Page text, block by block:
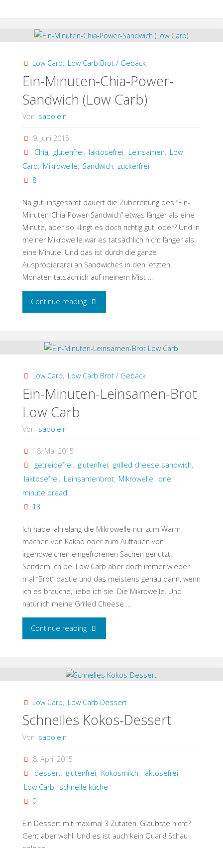
Carb
Low Carb, Low Carb Brot / Gebäck
Ein-Minuten-Chia-Power-
Sandwich (Low Carb)
Von sabolein
9. Juni 2015
Chia, glutenfrei, laktosefrei, Leinsamen, Low
Carb, Mikrowelle, Sandwich, zuckerfrei
8
Na gut, insgesamt dauert die Zubereitung des “Ein-
Minuten-Chia-Power-Sandwich” etwas länger als eine
Minute, aber so klingt es doch richtig gut, oder? Und in
meiner Mikrowelle war es tatsächlich nicht länger als
eine Minute. Und das ist durch die ganze
Ausprobiererei an Sandwiches in den letzten
Monaten tatsächlich auf meinem Mist …
Continue reading"Ein-
Chia-
Sandwich
Low Carb, Low Carb Brot / Gebäck
Ein-Minuten-Leinsamen-Brot
Low Carb
Von sabolein
18. Mai 2015
getreidefrei, glutenfrei, grilled cheese sandwich,
laktosefrei, Leinsamenbrot, Mikrowelle, one
minute bread
13
Ich habe jahrelang die Mikrowelle nur zum Warm
machen von Kakao oder zum Auftauen von
irgendwelchen eingefrorenen Sachen genutzt.
Seitdem ich bei Low Carb aber doch immer wieder
mal “Brot” bastle und das meistens genau dann, wenn
ich es brauche, liebe ich sie. Die Mikrowelle. Und
natürlich meine Grilled Cheese …
Continue reading"Ein-
Leinsamen-
Low
Low Carb, Low Carb Dessert
Schnelles Kokos-Dessert
Von sabolein
8. April 2015
dessert, glutenfrei, Kokosmilch, laktosefrei,
Low Carb, schnelle küche
0
Ein Dessert mit maximal 3 Zutaten. Glaubste nicht?
Geht aber wohl. Und es ist auch kein Quark! Schau